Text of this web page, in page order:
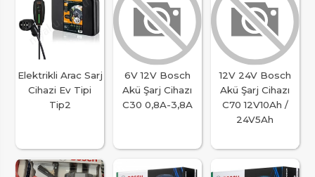
Elektrikli Arac Sarj
Cihazi Ev Tipi
Tip2
6V 12V Bosch
Akü Şarj Cihazı
C30 0,8A-3,8A
12V 24V Bosch
Akü Şarj Cihazı
C70 12V10Ah /
24V5Ah